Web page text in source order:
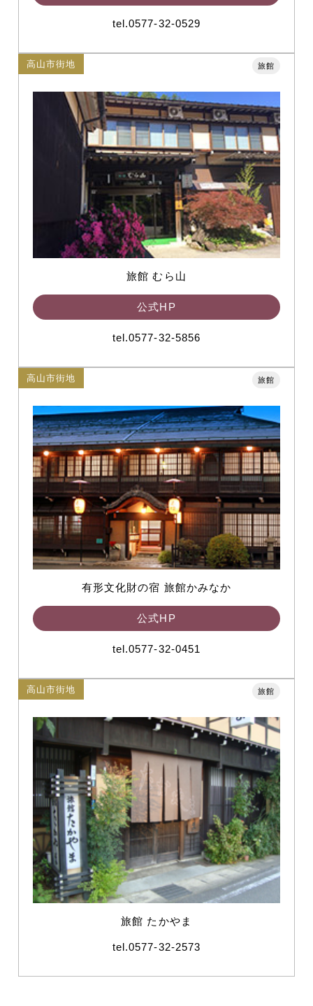
tel.0577-32-0529
高山市街地 旅館
旅館 むら山
公式HP
tel.0577-32-5856
高山市街地 旅館
有形文化財の宿 旅館かみなか
公式HP
tel.0577-32-0451
高山市街地 旅館
旅館 たかやま
tel.0577-32-2573